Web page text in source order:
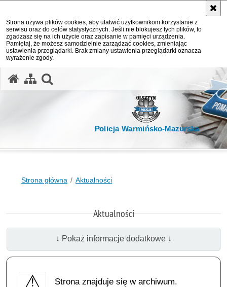
Strona używa plików cookies, aby ułatwić użytkownikom korzystanie z
serwisu oraz do celów statystycznych. Jeśli nie blokujesz tych plików, to
zgadzasz się na ich użycie oraz zapisanie w pamięci urządzenia.
Pamiętaj, że możesz samodzielnie zarządzać cookies, zmieniając
ustawienia przeglądarki. Brak zmiany ustawienia przeglądarki oznacza
wyrażenie zgody.
Policja Warmińsko-Mazurska
Strona główna Aktualności
Aktualności
↓ Pokaż informacje dodatkowe ↓
Strona znajduje się w archiwum.